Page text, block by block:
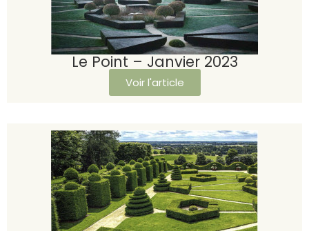
Le Point – Janvier 2023
Voir l'article